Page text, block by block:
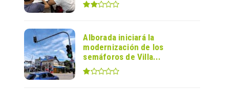
Alborada iniciará la
modernización de los
semáforos de Villa...